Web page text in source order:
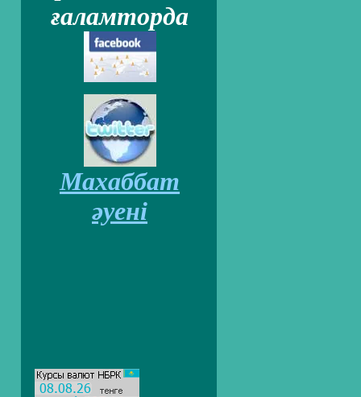
ғаламторда
Махаббат
әуені